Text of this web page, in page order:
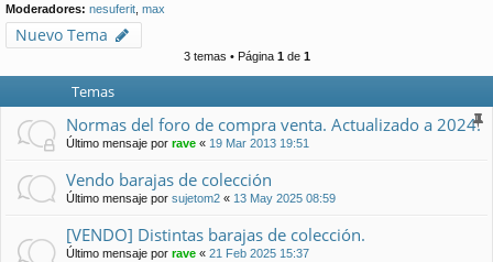
Moderadores: nesuferit max
Nuevo Tema
3 temas • Página 1de 1
Temas
Normas del foro de compra venta. Actualizado a 2024.
Último mensaje por rave « 19 Mar 2013 19:51
Vendo barajas de colección
Último mensaje por sujetom2 « 13 May 2025 08:59
[VENDO] Distintas barajas de colección.
Último mensaje por rave « 21 Feb 2025 15:37